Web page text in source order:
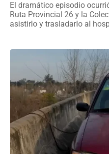
El dramático episodio
Ruta Provincial 26 y la
asistirlo y trasladarlo al